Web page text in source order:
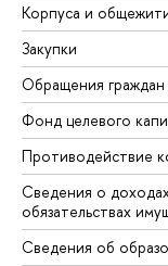
Корпуса и
Закупки
Обращения
Фонд целевого
Противодействие
Сведения о
обязательствах
Сведения об